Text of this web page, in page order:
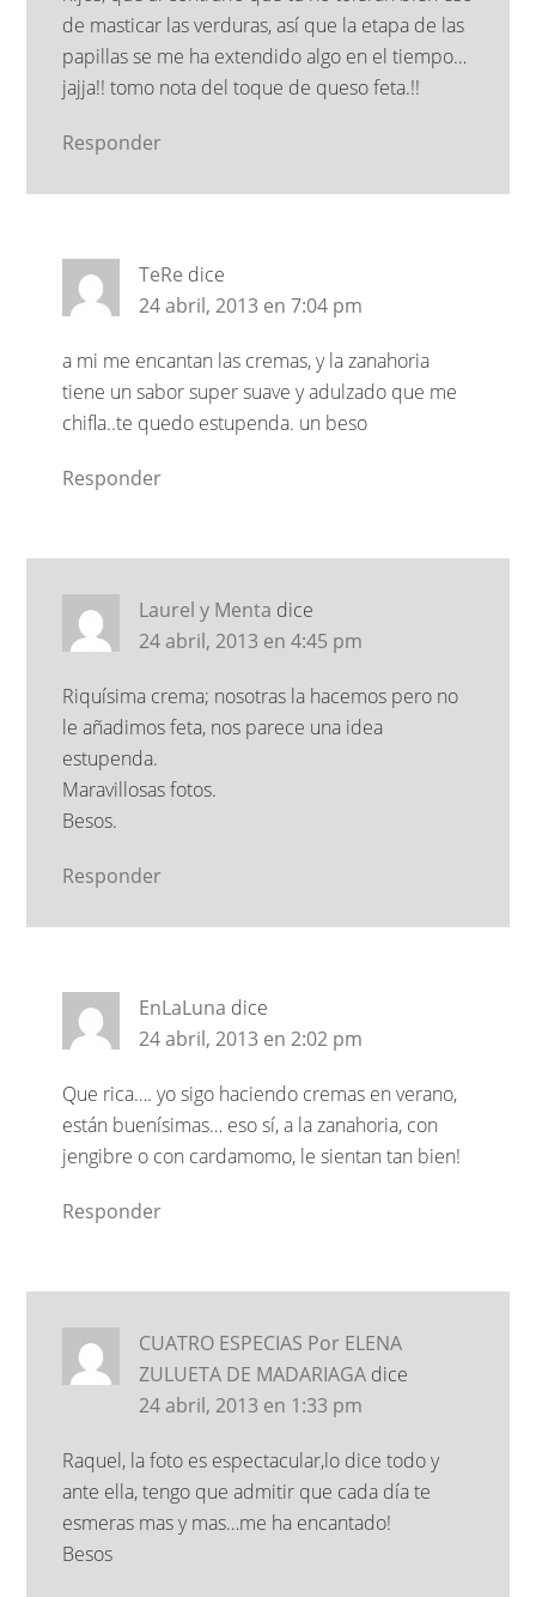
de masticar las verduras, así que la etapa de las
papillas se me ha extendido algo en el tiempo…
jajja!! tomo nota del toque de queso feta.!!
Responder
TeRe dice
24 abril, 2013 en 7:04 pm
a mi me encantan las cremas, y la zanahoria
tiene un sabor super suave y adulzado que me
chifla..te quedo estupenda. un beso
Responder
Laurel y Menta dice
24 abril, 2013 en 4:45 pm
Riquísima crema; nosotras la hacemos pero no
le añadimos feta, nos parece una idea
estupenda.
Maravillosas fotos.
Besos.
Responder
EnLaLuna dice
24 abril, 2013 en 2:02 pm
Que rica…. yo sigo haciendo cremas en verano,
están buenísimas… eso sí, a la zanahoria, con
jengibre o con cardamomo, le sientan tan bien!
Responder
CUATRO ESPECIAS Por ELENA
ZULUETA DE MADARIAGA dice
24 abril, 2013 en 1:33 pm
Raquel, la foto es espectacular,lo dice todo y
ante ella, tengo que admitir que cada día te
esmeras mas y mas…me ha encantado!
Besos